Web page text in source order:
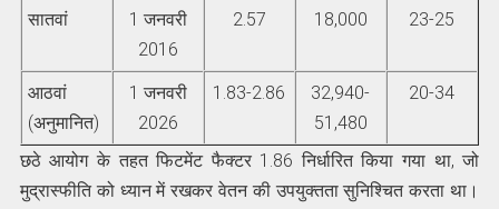
सातवां
1 जनवरी
2016
2.57 18,000 23-25
आठवां
(अनुमानित)
1 जनवरी
2026
1.83-2.86
32,940-
51,480
20-34
छठे आयोग के तहत फिटमेंट फैक्टर 1.86 निर्धारित किया गया था, जो
मुद्रास्फीति को ध्यान में रखकर वेतन की उपयुक्तता सुनिश्चित करता था।